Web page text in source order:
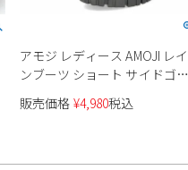
アモジ レディース AMOJI レイ
ンブーツ ショート サイドゴア
防水 雨 自転車 ガーデニング 家
庭菜園 庭仕事 防滑 軽量 CB918
販売価格 ¥4,980税込